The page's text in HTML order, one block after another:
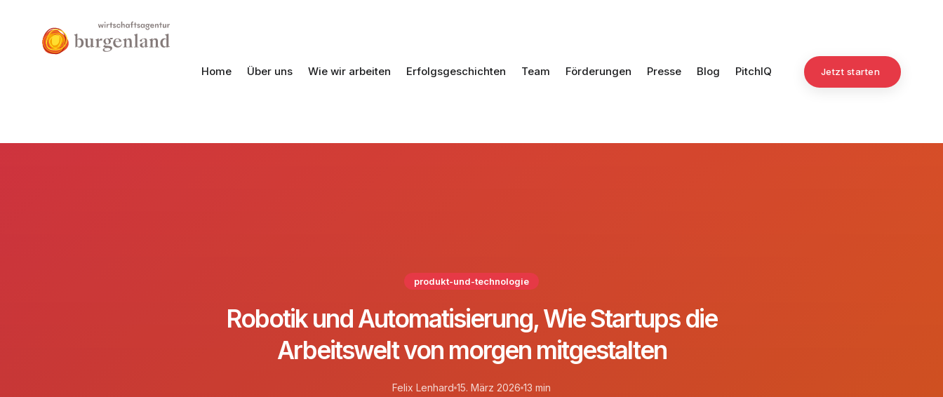
Home Über uns Wie wir arbeiten Erfolgsgeschichten Team Förderungen Presse Blog PitchIQ Jetzt starten
produkt-und-technologie
Robotik und Automatisierung, Wie Startups die
Arbeitswelt von morgen mitgestalten
Felix Lenhard 15. März 2026 13 min